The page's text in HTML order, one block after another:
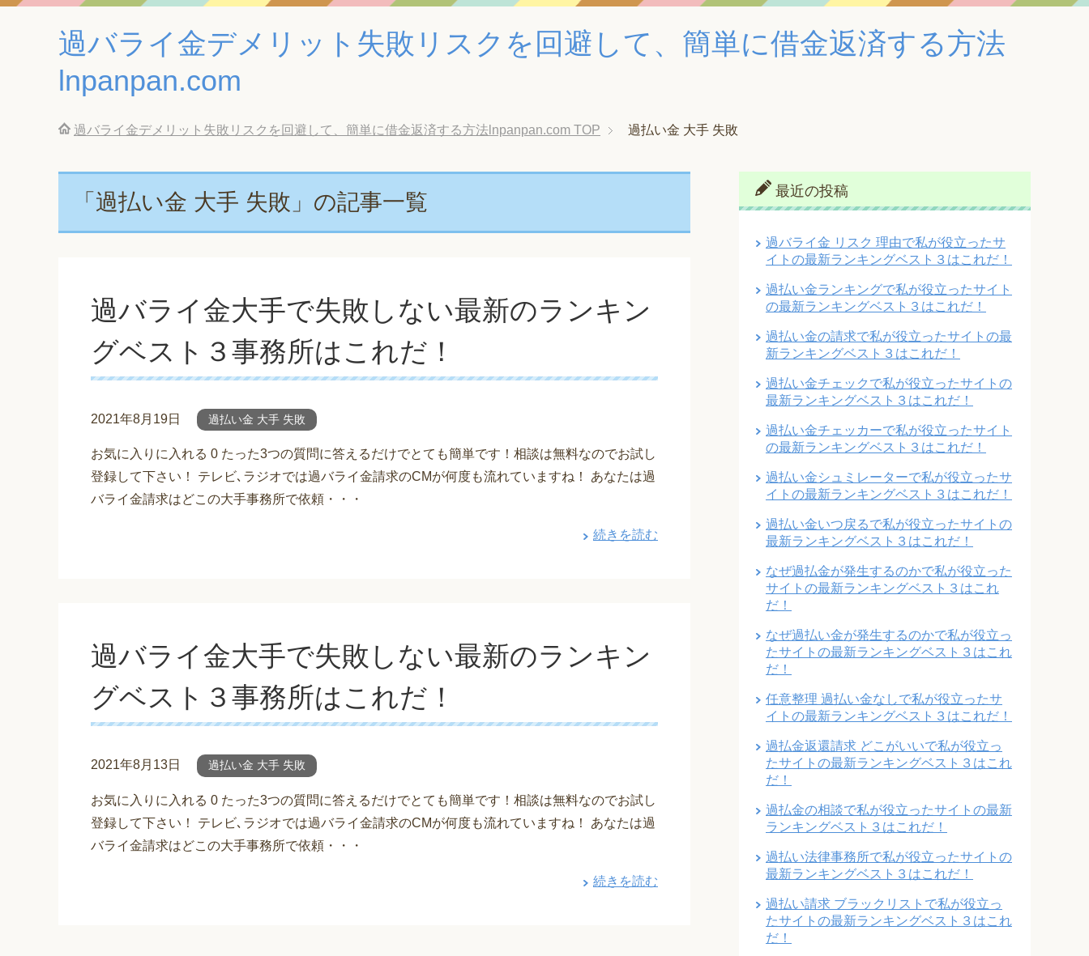
過バライ金デメリット失敗リスクを回避して、簡単に借金返済する方法
lnpanpan.com
過バライ金デメリット失敗リスクを回避して、簡単に借金返済する方法lnpanpan.com TOP 過払い金 大手 失敗
「過払い金 大手 失敗」の記事一覧
過バライ金大手で失敗しない最新のランキン
グベスト３事務所はこれだ！
2021年8月19日 過払い金 大手 失敗
お気に入りに入れる 0 たった3つの質問に答えるだけでとても簡単です！相談は無料なのでお試し
登録して下さい！ テレビ､ラジオでは過バライ金請求のCMが何度も流れていますね！ あなたは過
バライ金請求はどこの大手事務所で依頼・・・
続きを読む
過バライ金大手で失敗しない最新のランキン
グベスト３事務所はこれだ！
2021年8月13日 過払い金 大手 失敗
お気に入りに入れる 0 たった3つの質問に答えるだけでとても簡単です！相談は無料なのでお試し
登録して下さい！ テレビ､ラジオでは過バライ金請求のCMが何度も流れていますね！ あなたは過
バライ金請求はどこの大手事務所で依頼・・・
続きを読む
最近の投稿
過バライ金 リスク 理由で私が役立ったサ
イトの最新ランキングベスト３はこれだ！
過払い金ランキングで私が役立ったサイト
の最新ランキングベスト３はこれだ！
過払い金の請求で私が役立ったサイトの最
新ランキングベスト３はこれだ！
過払い金チェックで私が役立ったサイトの
最新ランキングベスト３はこれだ！
過払い金チェッカーで私が役立ったサイト
の最新ランキングベスト３はこれだ！
過払い金シュミレーターで私が役立ったサ
イトの最新ランキングベスト３はこれだ！
過払い金いつ戻るで私が役立ったサイトの
最新ランキングベスト３はこれだ！
なぜ過払金が発生するのかで私が役立った
サイトの最新ランキングベスト３はこれ
だ！
なぜ過払い金が発生するのかで私が役立っ
たサイトの最新ランキングベスト３はこれ
だ！
任意整理 過払い金なしで私が役立ったサ
イトの最新ランキングベスト３はこれだ！
過払金返還請求 どこがいいで私が役立っ
たサイトの最新ランキングベスト３はこれ
だ！
過払金の相談で私が役立ったサイトの最新
ランキングベスト３はこれだ！
過払い法律事務所で私が役立ったサイトの
最新ランキングベスト３はこれだ！
過払い請求 ブラックリストで私が役立っ
たサイトの最新ランキングベスト３はこれ
だ！